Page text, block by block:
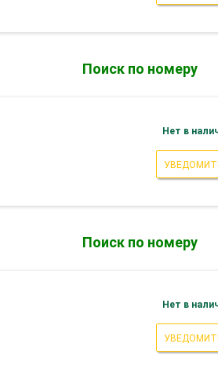
Поиск по номеру
Нет в
Поиск по номеру
Нет в